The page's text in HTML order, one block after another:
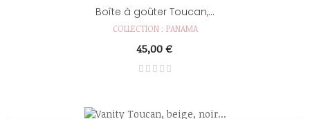
Boîte à goûter Toucan,...
COLLECTION : PANAMA
45,00 €